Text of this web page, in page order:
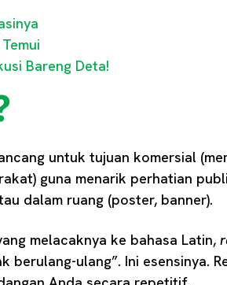
Bareng Deta!
untuk tujuan komersial
guna menarik perhatian
dalam ruang (poster, banner).
melacaknya ke bahasa Latin,
berulang-ulang”. Ini esensinya.